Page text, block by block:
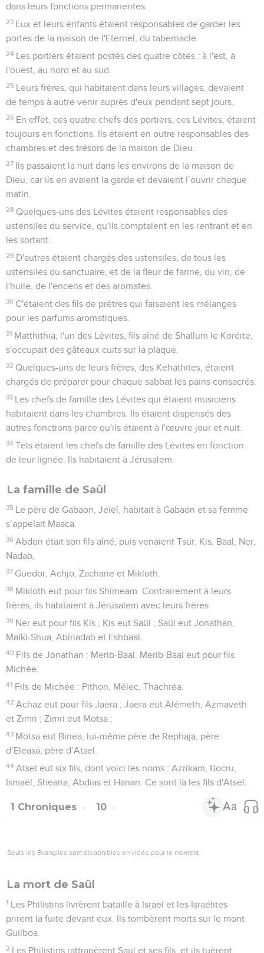
dans leurs fonctions permanentes.
23 Eux et leurs enfants étaient responsables de garder les
portes de la maison de l'Eternel, du tabernacle.
24 Les portiers étaient postés des quatre côtés : à l'est, à
l'ouest, au nord et au sud.
25 Leurs frères, qui habitaient dans leurs villages, devaient
de temps à autre venir auprès d'eux pendant sept jours.
26 En effet, ces quatre chefs des portiers, ces Lévites, étaient
toujours en fonctions. Ils étaient en outre responsables des
chambres et des trésors de la maison de Dieu.
27 Ils passaient la nuit dans les environs de la maison de
Dieu, car ils en avaient la garde et devaient l’ouvrir chaque
matin.
28 Quelques-uns des Lévites étaient responsables des
ustensiles du service, qu'ils comptaient en les rentrant et en
les sortant.
29 D'autres étaient chargés des ustensiles, de tous les
ustensiles du sanctuaire, et de la fleur de farine, du vin, de
l'huile, de l'encens et des aromates.
30 C'étaient des fils de prêtres qui faisaient les mélanges
pour les parfums aromatiques.
31 Matthithia, l'un des Lévites, fils aîné de Shallum le Koréite,
s'occupait des gâteaux cuits sur la plaque.
32 Quelques-uns de leurs frères, des Kehathites, étaient
chargés de préparer pour chaque sabbat les pains consacrés.
33 Les chefs de famille des Lévites qui étaient musiciens
habitaient dans les chambres. Ils étaient dispensés des
autres fonctions parce qu'ils étaient à l'œuvre jour et nuit.
34 Tels étaient les chefs de famille des Lévites en fonction
de leur lignée. Ils habitaient à Jérusalem.
La famille de Saül
35 Le père de Gabaon, Jeïel, habitait à Gabaon et sa femme
s’appelait Maaca.
36 Abdon était son fils aîné, puis venaient Tsur, Kis, Baal, Ner,
Nadab,
37 Guedor, Achjo, Zacharie et Mikloth.
38 Mikloth eut pour fils Shimeam. Contrairement à leurs
frères, ils habitaient à Jérusalem avec leurs frères.
39 Ner eut pour fils Kis ; Kis eut Saül ; Saül eut Jonathan,
Malki-Shua, Abinadab et Eshbaal.
40 Fils de Jonathan : Merib-Baal. Merib-Baal eut pour fils
Michée.
41 Fils de Michée : Pithon, Mélec, Thachréa.
42 Achaz eut pour fils Jaera ; Jaera eut Alémeth, Azmaveth
et Zimri ; Zimri eut Motsa ;
43 Motsa eut Binea, lui-même père de Rephaja, père
d’Eleasa, père d’Atsel.
44 Atsel eut six fils, dont voici les noms : Azrikam, Bocru,
Ismaël, Shearia, Abdias et Hanan. Ce sont là les fils d'Atsel.
1 Chroniques 10
Seuls les Évangiles sont disponibles en vidéo pour le moment.
La mort de Saül
1 Les Philistins livrèrent bataille à Israël et les Israélites
prirent la fuite devant eux. Ils tombèrent morts sur le mont
Guilboa.
2 Les Philistins rattrapèrent Saül et ses fils, et ils tuèrent